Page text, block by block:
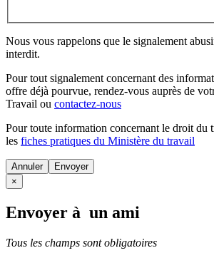
Nous vous rappelons que le signalement
interdit.
Pour tout signalement concernant des
offre déjà pourvue, rendez-vous auprès de
Travail ou contactez-nous
Pour toute information concernant le droit du
les fiches pratiques du Ministère du travail
Annuler
×
Envoyer à un ami
Tous les champs sont obligatoires